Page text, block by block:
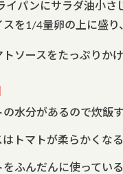
イパンにサラダ油小さ
スを1/4量卵の上に盛り
トソースをたっぷりか
の水分があるので炊飯
はトマトが柔らかくな
をふんだんに使ってい